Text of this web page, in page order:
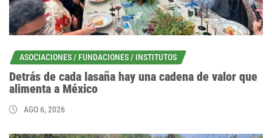
ASOCIACIONES / FUNDACIONES / INSTITUTOS
Detrás de cada lasaña hay una cadena de valor que
alimenta a México
AGO 6, 2026